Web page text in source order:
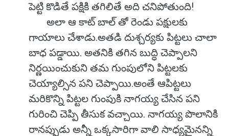
పెట్టి కొడితే పక్షికి తగిలితే అది చనిపోతుంది!
అలా ఆ కాట్ బాల్ తో రెండు పక్షులకు
గాయాలు చేశాడు.అతడి దుశ్చర్యకు పిట్టలు చాలా
బాధ పడ్డాయి. అతనికి తగిన బుద్ధి చెప్పాలని
నిర్ణయించుకుని తమ గుంపులోని పిట్టలకు
చెయ్యాల్సిన పని చెప్పాయి.అంతే ఆపిట్టలు
మరికొన్ని పిట్టల గుంపుకి నాగయ్య చేసిన పని
గురించి చెప్పి తీసుక వచ్చాయి. నాగయ్య పొలానికి
రానప్పుడు అన్నీ ఒక్కసారిగా వాలి సాధ్యమైనన్ని